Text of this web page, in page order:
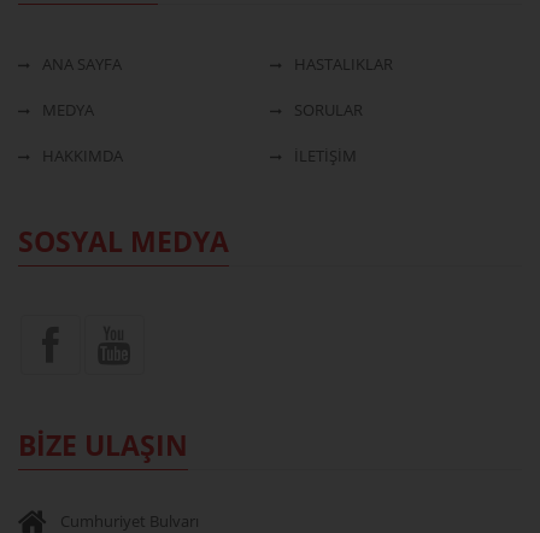
ANA SAYFA HASTALIKLAR
MEDYA SORULAR
HAKKIMDA İLETİŞİM
SOSYAL MEDYA
BİZE ULAŞIN
Cumhuriyet Bulvarı